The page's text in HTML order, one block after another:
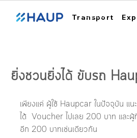
Transport
ฮ้อปคาร์
ยิ่งชวนยิ่งได้ ขับรถ
เพียงแค่ ผู้ใช้ Haupcar ในปัจจุบัน แ
ได้  Voucher ไปเลย 200 บาท และ
อีก 200 บาทเช่นเดียวกัน